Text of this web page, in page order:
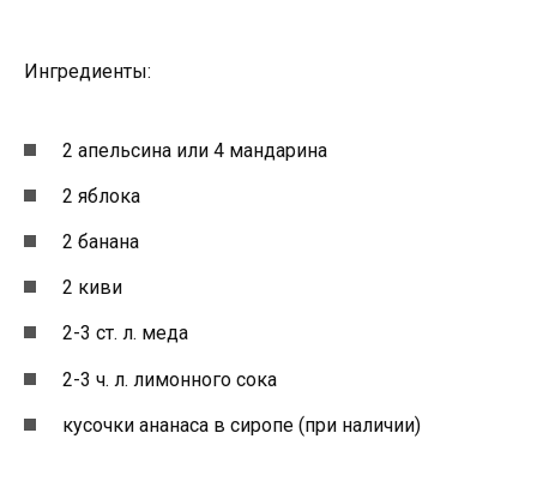
Ингредиенты:
2 апельсина или 4 мандарина
2 яблока
2 банана
2 киви
2-3 ст. л. меда
2-3 ч. л. лимонного сока
кусочки ананаса в сиропе (при наличии)